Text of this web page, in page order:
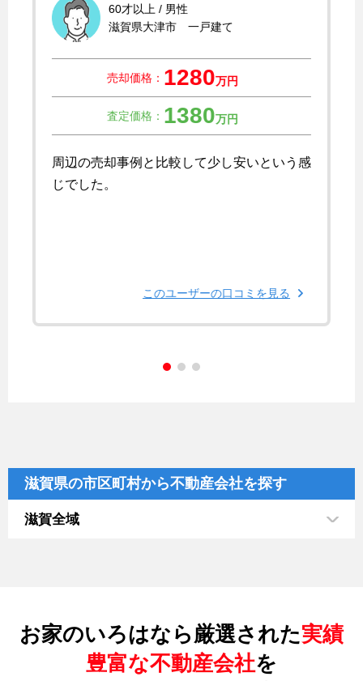
60才以上 / 男性
滋賀県大津市 一戸建て
売却価格： 1280万円
査定価格： 1380万円
周辺の売却事例と比較して少し安いという感
じでした。
このユーザーの口コミを見る
滋賀県の市区町村から不動産会社を探す
滋賀全域
お家のいろはなら厳選された実績
豊富な不動産会社を